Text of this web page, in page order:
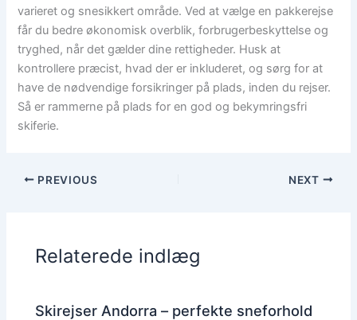
varieret og snesikkert område. Ved at vælge en pakkerejse
får du bedre økonomisk overblik, forbrugerbeskyttelse og
tryghed, når det gælder dine rettigheder. Husk at
kontrollere præcist, hvad der er inkluderet, og sørg for at
have de nødvendige forsikringer på plads, inden du rejser.
Så er rammerne på plads for en god og bekymringsfri
skiferie.
PREVIOUS NEXT
Relaterede indlæg
Skirejser Andorra – perfekte sneforhold